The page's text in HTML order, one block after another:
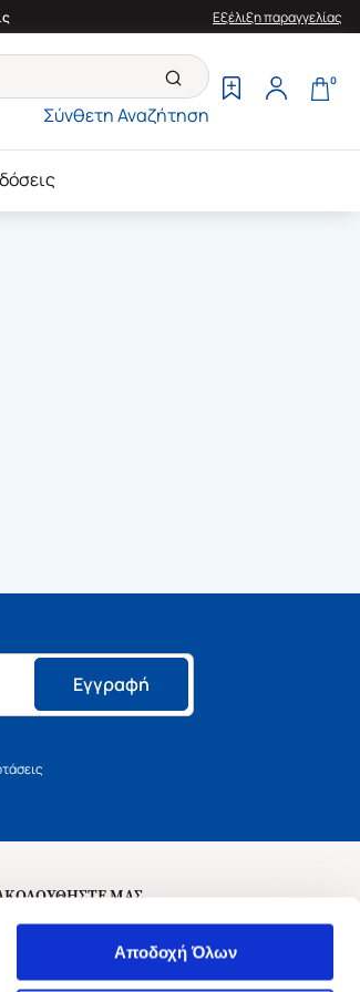
Αποδοχή Όλων
Εξέλιξη παραγγελίας
Σύνθετη Αναζήτηση
0
Εγγραφή
ΜΑΣ